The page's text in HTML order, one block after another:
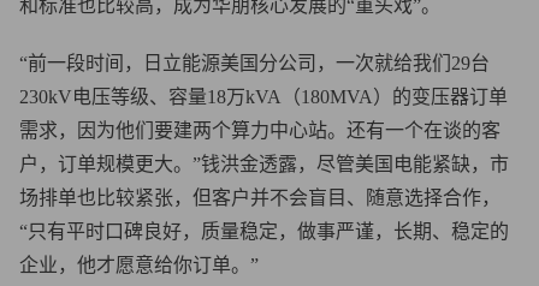
和标准也比较高，成为华朋核心发展的“重头戏”。
“前一段时间，日立能源美国分公司，一次就给我们29台
230kV电压等级、容量18万kVA（180MVA）的变压器订单
需求，因为他们要建两个算力中心站。还有一个在谈的客
户，订单规模更大。”钱洪金透露，尽管美国电能紧缺，市
场排单也比较紧张，但客户并不会盲目、随意选择合作，
“只有平时口碑良好，质量稳定，做事严谨，长期、稳定的
企业，他才愿意给你订单。”